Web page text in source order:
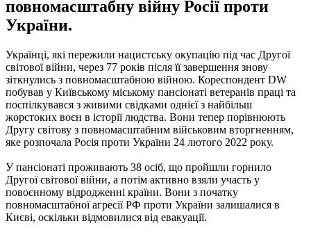
повномасштабну війну Росії проти
України.
Українці, які пережили нацистську окупацію під час Другої
світової війни, через 77 років після її завершення знову
зіткнулись з повномасштабною війною. Кореспондент DW
побував у Київському міському пансіонаті ветеранів праці та
поспілкувався з живими свідками однієї з найбільш
жорстоких воєн в історії людства. Вони тепер порівнюють
Другу світову з повномасштабним військовим вторгненням,
яке розпочала Росія проти України 24 лютого 2022 року.
У пансіонаті проживають 38 осіб, що пройшли горнило
Другої світової війни, а потім активно взяли участь у
повоєнному відродженні країни. Вони з початку
повномасштабної агресії РФ проти України залишалися в
Києві, оскільки відмовилися від евакуації.